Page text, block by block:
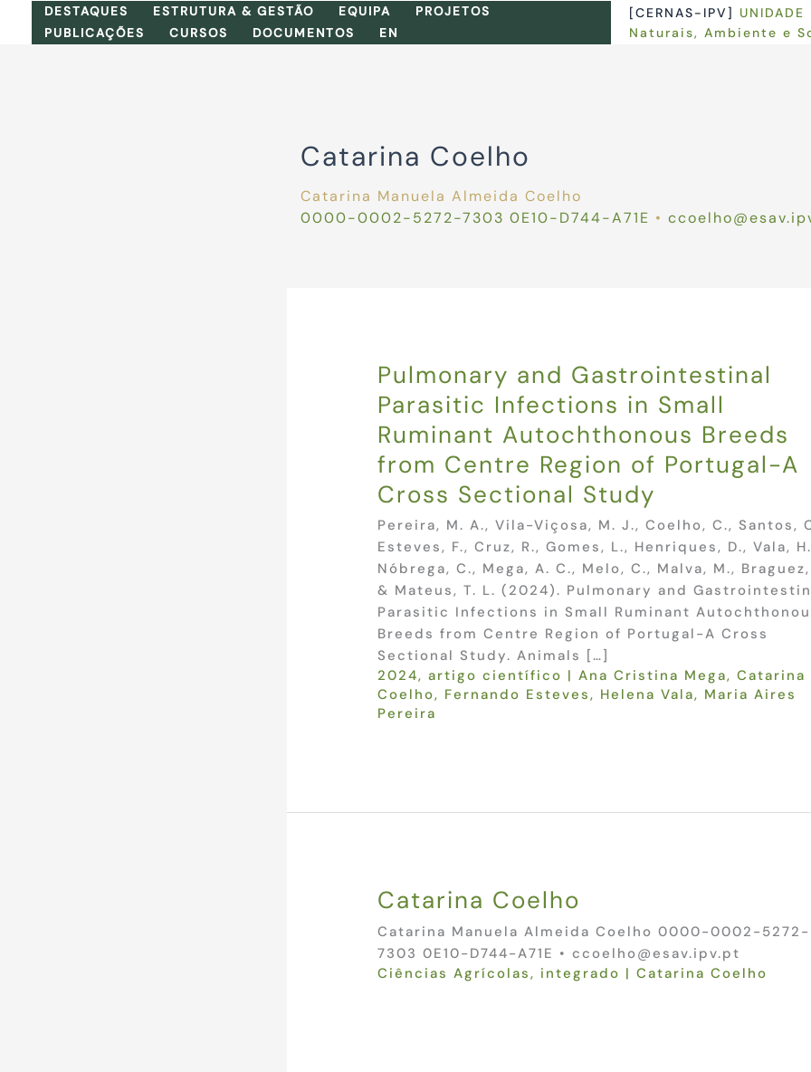
DESTAQUES ESTRUTURA & GESTÃO EQUIPA
PROJETOS
PUBLICAÇÕES
CURSOS DOCUMENTOS EN
[CERNAS-IPV]
Naturais, Ambiente e
Catarina Coelho
Catarina Manuela Almeida Coelho
0000-0002-5272-7303 0E10-D744-A71E •
Pulmonary and Gastrointestinal
Parasitic Infections in Small
Ruminant Autochthonous Breeds
from Centre Region of Portugal-A
Cross Sectional Study
Pereira, M. A., Vila-Viçosa, M. J., Coelho, C., Santos,
Esteves, F., Cruz, R., Gomes, L., Henriques, D., Vala,
Nóbrega, C., Mega, A. C., Melo, C., Malva, M.,
& Mateus, T. L. (2024). Pulmonary and
Parasitic Infections in Small Ruminant
Breeds from Centre Region of Portugal-A Cross
Sectional Study. Animals […]
2024,artigo científico |Ana Cristina Mega,Catarina
Coelho, Fernando Esteves, Helena Vala, Maria Aires
Pereira
Catarina Coelho
Catarina Manuela Almeida Coelho 0000-0002-5272-
7303 0E10-D744-A71E • ccoelho@esav.ipv.pt
Ciências Agrícolas, integrado |Catarina Coelho